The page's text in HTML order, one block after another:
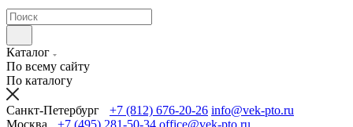
Каталог
По всему сайту
По каталогу
Санкт-Петербург +7 (812) 676-20-26 info@vek-pto.ru
Москва
+7 (495) 281-50-34 office@vek-pto.ru